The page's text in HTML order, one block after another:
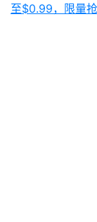
至$0.99，限量抢